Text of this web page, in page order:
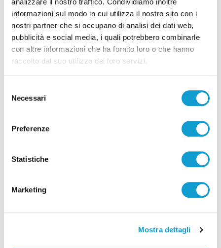
analizzare il nostro traffico. Condividiamo inoltre
informazioni sul modo in cui utilizza il nostro sito con i
nostri partner che si occupano di analisi dei dati web,
pubblicità e social media, i quali potrebbero combinarle
con altre informazioni che ha fornito loro o che hanno
raccolto dal suo utilizzo dei loro servizi.
delNecessari
Preferenze
Statistiche
Marketing
Mostra dettagli
Pubblicità